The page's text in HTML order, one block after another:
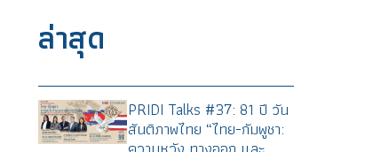
ล่าสุด
PRIDI Talks #37: 81 ปี วัน
สันติภาพไทย “ไทย-กัมพูชา: